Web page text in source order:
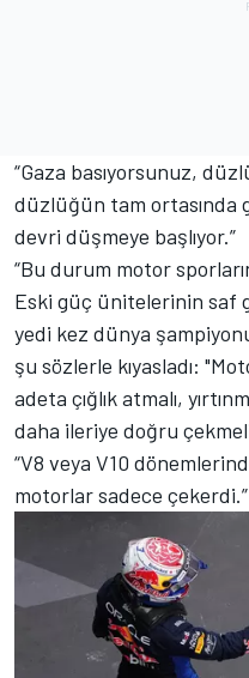
“Gaza basıyorsunuz,
düzlüğün tam ortasında
devri düşmeye başlıyor.”
“Bu durum motor
Eski güç ünitelerinin saf
yedi kez dünya
şu sözlerle kıyasladı:
adeta çığlık atmalı,
daha ileriye doğru
“V8 veya V10
motorlar sadece çekerdi.”